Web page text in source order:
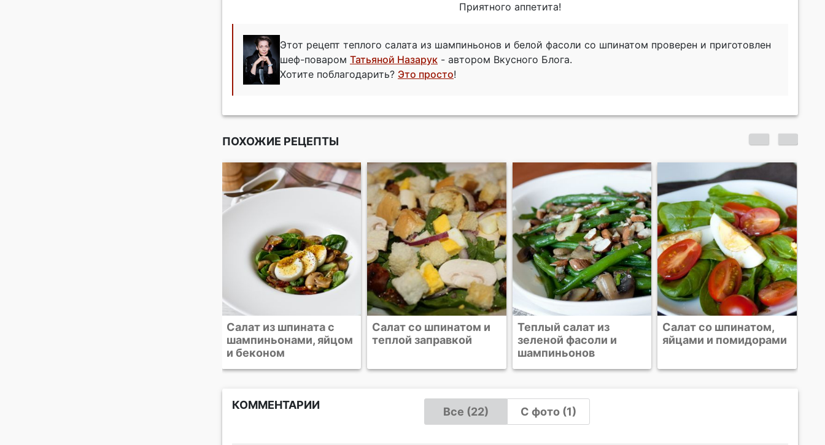
Приятного аппетита!
Этот рецепт теплого салата из шампиньонов и белой фасоли со шпинатом проверен и приготовлен
шеф-поваром Татьяной Назарук - автором Вкусного Блога.
Хотите поблагодарить? Это просто!
ПОХОЖИЕ РЕЦЕПТЫ
Салат со шпинатом и
теплой заправкой
Теплый салат из
зеленой фасоли и
Салат со шпинатом,
яйцами и помидорами
Салат с креветками и
белой фасолью
КОММЕНТАРИИ
Все (22) С фото (1)